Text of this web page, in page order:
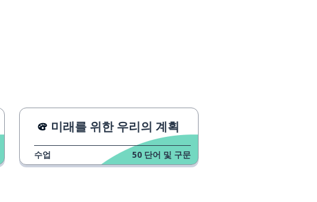
미래를 위한 우리의 계획
수업 50 단어 및 구문